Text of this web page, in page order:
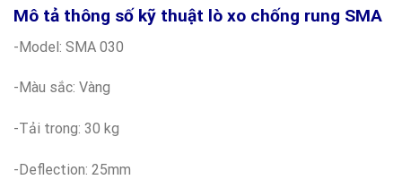
Mô tả thông số kỹ thuật lò xo chống rung SMA
-Model: SMA 030
-Màu sắc: Vàng
-Tải trong: 30 kg
-Deflection: 25mm